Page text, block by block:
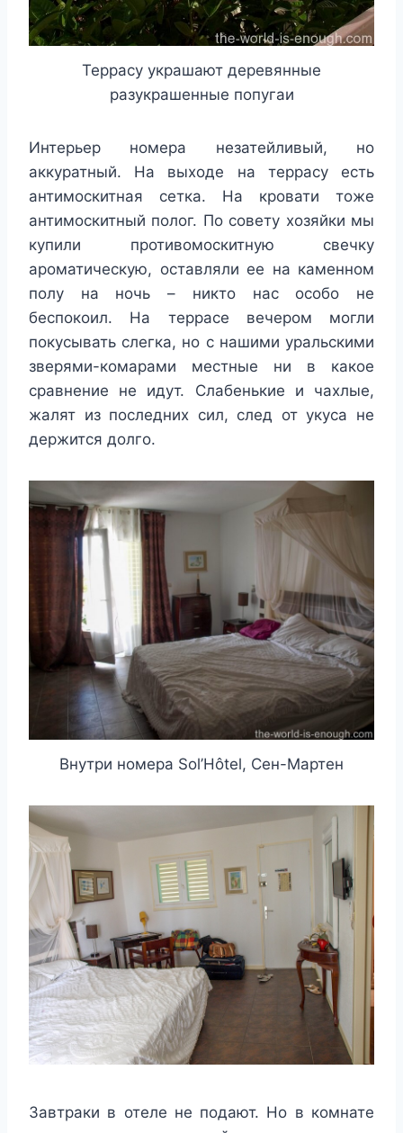
Террасу украшают деревянные
разукрашенные попугаи
Интерьер номера незатейливый, но
аккуратный. На выходе на террасу есть
антимоскитная сетка. На кровати тоже
антимоскитный полог. По совету хозяйки мы
купили противомоскитную свечку
ароматическую, оставляли ее на каменном
полу на ночь – никто нас особо не
беспокоил. На террасе вечером могли
покусывать слегка, но с нашими уральскими
зверями-комарами местные ни в какое
сравнение не идут. Слабенькие и чахлые,
жалят из последних сил, след от укуса не
держится долго.
Внутри номера Sol’Hôtel, Сен-Мартен
Завтраки в отеле не подают. Но в комнате